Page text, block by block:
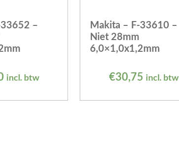
–
incl. btw
Makita – F-33610 –
Niet 28mm
6,0×1,0x1,2mm
€30,75 incl. btw